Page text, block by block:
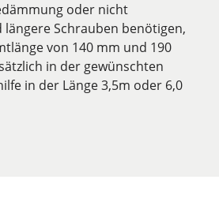
oder nicht
Schrauben benötigen,
von 140 mm und 190
in der gewünschten
in der Länge 3,5m oder 6,0